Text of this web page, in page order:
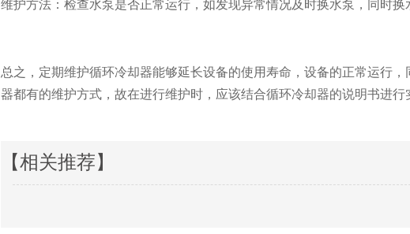
维护方法：检查水泵是否正常运行，如发现异常情况及时换水泵，同时换
总之，定期维护循环冷却器能够延长设备的使用寿命，设备的正常运行
器都有的维护方式，故在进行维护时，应该结合循环冷却器的说明书进行
【相关推荐】